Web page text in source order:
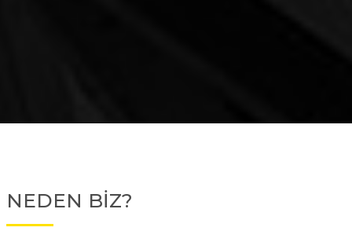
NEDEN BİZ?